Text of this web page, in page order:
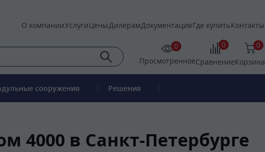
О компанииУслугиЦеныДилерамДокументацияГде купитьКонтакты
0
Просмотренное
0
Сравнение
0
Корзина
сооружения Решения
4000 в Санкт-Петербурге